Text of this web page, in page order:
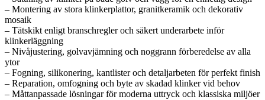
– Montering av stora klinkerplattor, granitkeramik och dekorativ
mosaik
– Tätskikt enligt branschregler och säkert underarbete inför
klinkerläggning
– Nivåjustering, golvavjämning och noggrann förberedelse av alla
ytor
– Fogning, silikonering, kantlister och detaljarbeten för perfekt finish
– Reparation, omfogning och byte av skadad klinker vid behov
– Måttanpassade lösningar för moderna uttryck och klassiska miljöer